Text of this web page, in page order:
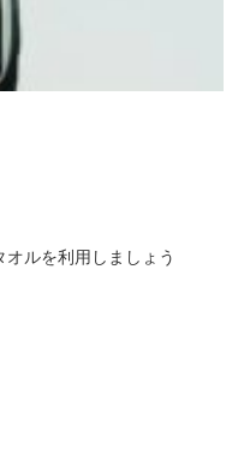
ルを利用しましょう